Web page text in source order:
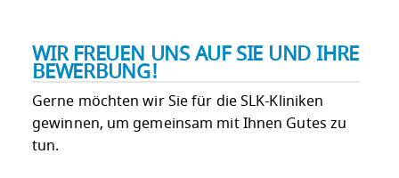
WIR FREUEN UNS AUF SIE UND IHRE
BEWERBUNG!
Gerne möchten wir Sie für die SLK-Kliniken
gewinnen, um gemeinsam mit Ihnen Gutes zu
tun.